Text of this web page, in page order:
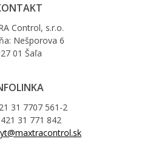
Control, s.r.o.
Nešporova 6
01 Šaľa
31 7707 561-2
31 771 842